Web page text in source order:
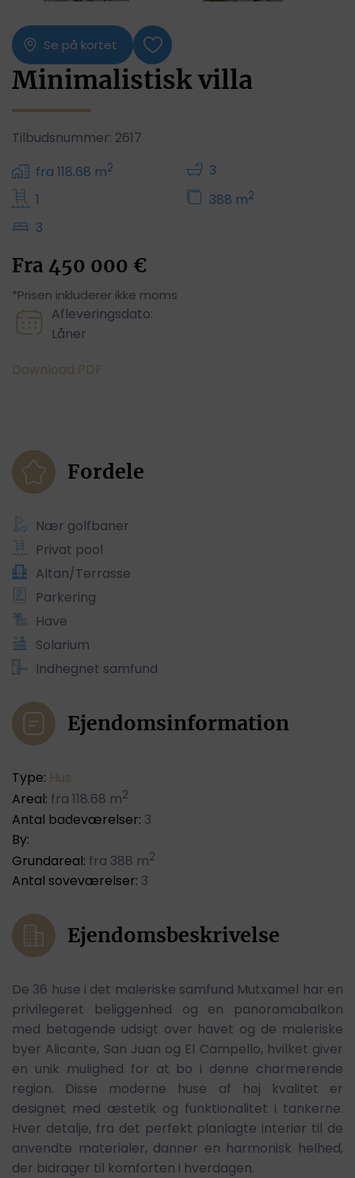
Se på kortet
Minimalistisk villa
Tilbudsnummer: 2617
fra 118.68 m2
1
3
3
388 m2
Fra 450 000 €
*Prisen inkluderer ikke moms
Afleveringsdato:
Låner
Download PDF
Fordele
Nær golfbaner
Privat pool
Altan/Terrasse
Parkering
Have
Solarium
Indhegnet samfund
Ejendomsinformation
Type: Hus
Areal: fra 118.68 m2
Antal badeværelser: 3
By:
Grundareal: fra 388 m2
Antal soveværelser: 3
Ejendomsbeskrivelse
De 36 huse i det maleriske samfund Mutxamel har en
privilegeret beliggenhed og en panoramabalkon
med betagende udsigt over havet og de maleriske
byer Alicante, San Juan og El Campello, hvilket giver
en unik mulighed for at bo i denne charmerende
region. Disse moderne huse af høj kvalitet er
designet med æstetik og funktionalitet i tankerne.
Hver detalje, fra det perfekt planlagte interiør til de
anvendte materialer, danner en harmonisk helhed,
der bidrager til komforten i hverdagen.